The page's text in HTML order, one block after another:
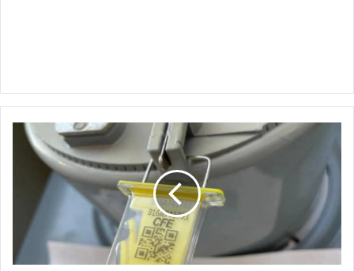
¿Te
apareció
plástico
medidor
de
luz?